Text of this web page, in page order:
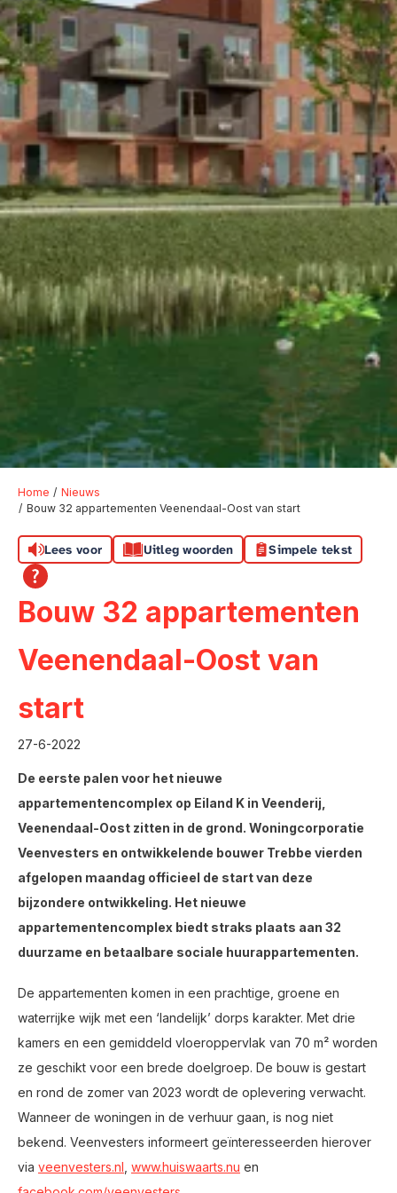
Home
Nieuws
Bouw 32 appartementen Veenendaal-Oost van start
Lees voor Uitleg woorden Simpele tekst
Bouw 32 appartementen
Veenendaal-Oost van
start
27-6-2022
De eerste palen voor het nieuwe
appartementencomplex op Eiland K in Veenderij,
Veenendaal-Oost zitten in de grond. Woningcorporatie
Veenvesters en ontwikkelende bouwer Trebbe vierden
afgelopen maandag officieel de start van deze
bijzondere ontwikkeling. Het nieuwe
appartementencomplex biedt straks plaats aan 32
duurzame en betaalbare sociale huurappartementen.
De appartementen komen in een prachtige, groene en
waterrijke wijk met een ‘landelijk’ dorps karakter. Met drie
kamers en een gemiddeld vloeroppervlak van 70 m² worden
ze geschikt voor een brede doelgroep. De bouw is gestart
en rond de zomer van 2023 wordt de oplevering verwacht.
Wanneer de woningen in de verhuur gaan, is nog niet
bekend. Veenvesters informeert geïnteresseerden hierover
via veenvesters.nl www.huiswaarts.nu en